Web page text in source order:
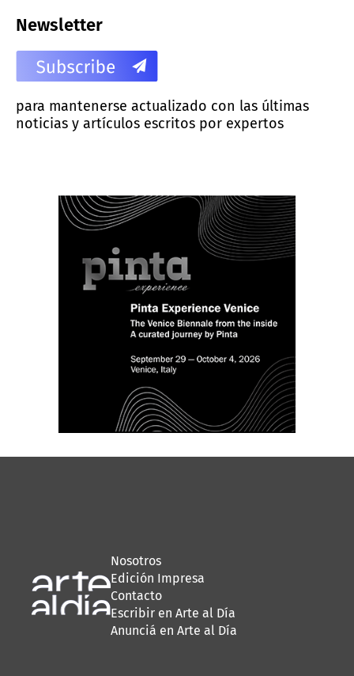
Newsletter
para mantenerse actualizado con las últimas
noticias y artículos escritos por expertos
Nosotros
Edición Impresa
Contacto
Escribir en Arte al Día
Anunciá en Arte al Día